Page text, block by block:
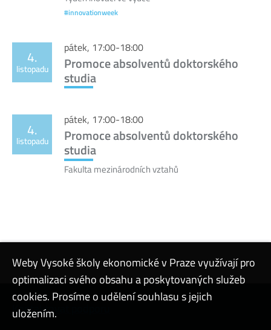
#innovationweek
4.
listopadu
pátek, 17:00-18:00
Promoce absolventů doktorského
studia
4.
listopadu
pátek, 17:00-18:00
Promoce absolventů doktorského
studia
Fakulta mezinárodních vztahů
Kontaktovat podporu
Weby Vysoké školy ekonomické v Praze využívají pro
optimalizaci svého obsahu a poskytovaných služeb
cookies. Prosíme o udělení souhlasu s jejich
uložením.